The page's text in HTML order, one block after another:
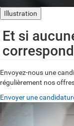
Illustration
Et si
Envoyez-nous une
régulièrement nos
Envoyer une